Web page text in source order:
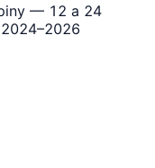
— 12 a 24